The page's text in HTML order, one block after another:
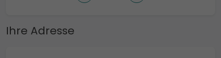
Ihre Adresse